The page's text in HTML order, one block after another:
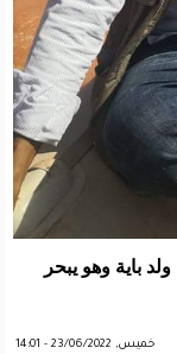
باية وهو يبحر
خميس, 23/06/2022 - 14:01